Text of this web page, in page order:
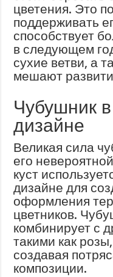
цветения. Это
поддерживать
способствует
в следующем
сухие ветви, а
мешают
Чубушник
дизайне
Великая сила
его
куст
дизайне для
оформления
цветников.
комбинирует с
такими как
создавая
композиции.